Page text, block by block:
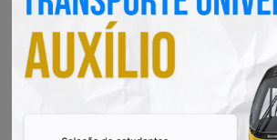
Radar Transparência